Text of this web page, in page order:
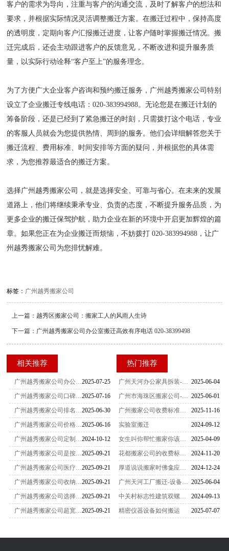
客户的需求为导向，注重与客户的沟通交流，及时了解客户的想法和
要求，并根据实际情况灵活调整搬迁方案。在搬迁过程中，保持高度
的透明度，定期向客户汇报搬迁进度，让客户随时掌握搬迁情况。搬
迁完成后，还会主动跟进客户的反馈意见，不断改进和提升服务质
量，以实际行动诠释“客户至上”的服务理念。
为了方便广大企业客户咨询和预约搬迁服务，广州越秀搬家公司特别
设立了企业搬迁专线电话：020-383994988。无论您是在搬迁计划的
筹备阶段，还是已经到了紧急搬迁的时刻，只需拨打这个电话，专业
的客服人员就会为您提供热情、周到的服务。他们会详细解答您关于
搬迁流程、费用标准、时间安排等方面的疑问，并根据您的具体需
求，为您推荐最适合的搬迁方案。
选择广州越秀搬家公司，就是选择安全、可靠与省心。在未来的发展
道路上，他们将继续秉承专业、负责的态度，不断提升服务品质，为
更多企业的搬迁保驾护航，助力企业在新的环境中开启更加辉煌的篇
章。如果您正在为企业搬迁而烦恼，不妨拨打 020-383994988，让广
州越秀搬家公司为您排忧解难。
标签： 广州越秀搬家公司
上一篇： 越秀区搬家公司：搬家工人的风雨人生诗
下一篇： 广州越秀搬家公司办公室搬迁高效有序电话 020-38399498
相关推荐
2025-07-25
广州越秀搬家公司办公室搬迁高效有序电话 020-38399498
2025-07-16
广州越秀搬家公司口碑排行电话曝光员工从业年限统计
2025-06-30
广州越秀搬家公司排名前五电话老城区搬家攻略
2025-06-16
广州越秀搬家公司价格实惠电话查询！这家因透明报价出圈
2024-10-12
广州越秀搬家公司定制化方案
2025-09-21
广州越秀搬家公司是按件收费吗
2025-09-21
广州越秀搬家公司医疗器械怎么搬
2025-09-21
广州越秀搬家公司收纳神器有哪些
2025-09-21
广州越秀搬家公司选择哪家更放心
2025-09-21
广州越秀搬家公司超宽设备怎么搬
热门推荐
2025-06-04
广州天河办公家具拆装-家具拆装的打包方法
2025-06-01
广州市海珠区搬家公司-女性员工是不可缺少的
2025-11-16
广州搬家公司收费标准一览表（2025最新版）
2024-09-12
实验室搬迁
2025-04-09
女生叫你帮忙搬家你该怎么办
2024-11-20
花都搬家公司的收费标准是怎么样的
2024-12-24
厚道说说搬家时佛龛应该怎么搬运
2025-06-04
广州天河工厂搬迁-设备搬迁要注意什么？
2024-09-13
中关村标志性建筑双螺旋雕塑搬家-
2025-07-07
精密仪器设备如何搬运